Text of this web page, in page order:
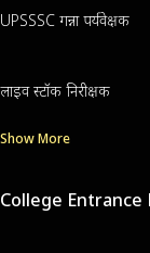
UPSSSC गन्ना पर्यवेक्षक
लाइव स्टॉक निरीक्षक
Show More
College Entrance